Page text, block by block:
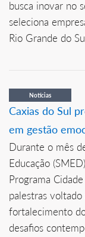
busca inovar no
seleciona
Rio Grande do
Notícias
Caxias do Sul
em gestão
Durante o mês
Educação
Programa
palestras
fortalecimento
desafios